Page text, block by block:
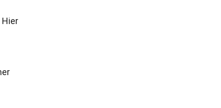
Hier